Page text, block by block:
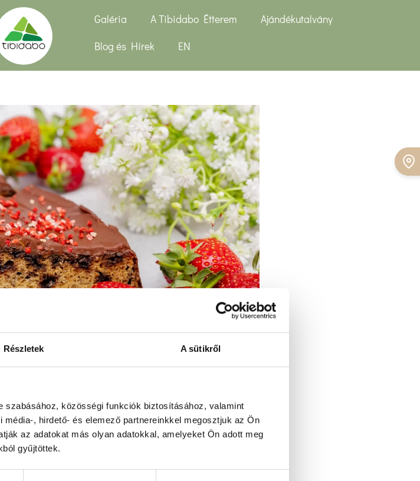
Részletek A sütikről
közösségi funkciók biztosításához, valamint
, hirdető- és elemező partnereinkkel megosztjuk az Ön
az adatokat más olyan adatokkal, amelyeket Ön adott meg
gyűjtöttek.
Galéria A Tibidabo Étterem
Ajándékutalvány
Blog és Hírek
EN
– szelet